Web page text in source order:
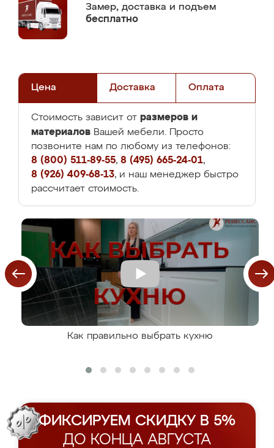
Замер, доставка и подъем
бесплатно
Цена Доставка Оплата
Стоимость зависит от размеров и
материалов Вашей мебели. Просто
позвоните нам по любому из телефонов:
8 (800) 511-89-55, 8 (495) 665-24-01,
8 (926) 409-68-13, и наш менеджер быстро
рассчитает стоимость.
Как правильно выбрать кухню
ФИКСИРУЕМ СКИДКУ В 5%
ДО КОНЦА АВГУСТА